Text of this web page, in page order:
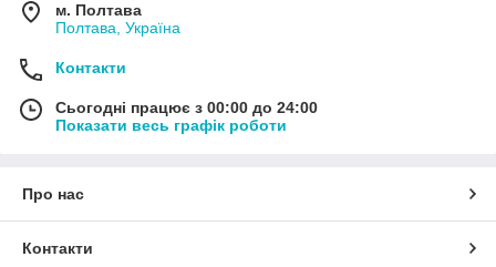
м. Полтава
Полтава, Україна
Контакти
Сьогодні працює з 00:00 до 24:00
Показати весь графік роботи
Про нас
Контакти